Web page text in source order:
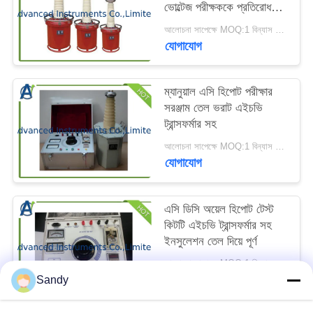
ম্যাপ
PRIVACY
POLICY
ভোল্টেজ পরীক্ষককে প্রতিরোধ
আলোচনা সাপেক্ষে MOQ:1 বিন্যাস করুন
যোগাযোগ
ম্যানুয়াল এসি হিপোট পরীক্ষার
সরঞ্জাম তেল ভরাট এইচভি
ট্রান্সফর্মার সহ
আলোচনা সাপেক্ষে MOQ:1 বিন্যাস করুন
যোগাযোগ
এসি ডিসি অয়েল হিপোট টেস্ট
কিটটি এইচভি ট্রান্সফর্মার সহ
ইনসুলেশন তেল দিয়ে পূর্ণ
আলোচনা সাপেক্ষে MOQ:1 বিন্যাস করুন
Sandy